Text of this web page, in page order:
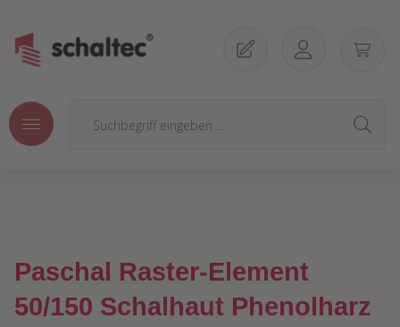
Paschal Raster-Element
50/150 Schalhaut Phenolharz